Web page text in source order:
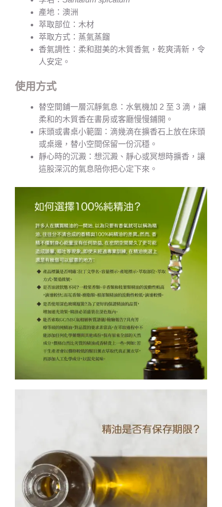
產地：澳洲
萃取部位：木材
萃取方式：蒸氣蒸餾
香氣調性：柔和甜美的木質香氣，乾爽清新，令
人安定。
使用方式
替空間鋪一層沉靜氣息：水氧機加 2 至 3 滴，讓
柔和的木質香在書房或客廳慢慢鋪開。
床頭或書桌小範圍：滴幾滴在擴香石上放在床頭
或桌邊，替小空間保留一份沉穩。
靜心時的沉澱：想沉澱、靜心或冥想時擴香，讓
這股深沉的氣息陪你把心定下來。